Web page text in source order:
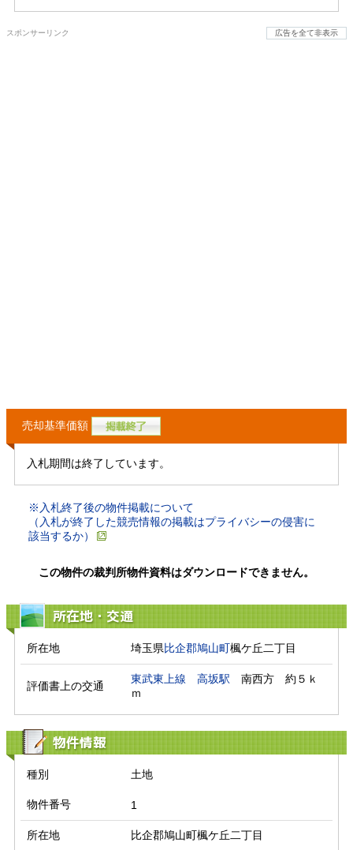
スポンサーリンク 広告を全て非表示
売却基準価額
入札期間は終了しています。
※入札終了後の物件掲載について
（入札が終了した競売情報の掲載はプライバシーの侵害に
該当するか）
この物件の裁判所物件資料はダウンロードできません。
所在地・交通
所在地 埼玉県比企郡鳩山町楓ケ丘二丁目
評価書上の交通
東武東上線 高坂駅 南西方　約５ｋ
ｍ
物件情報
種別 土地
物件番号 1
所在地 比企郡鳩山町楓ケ丘二丁目